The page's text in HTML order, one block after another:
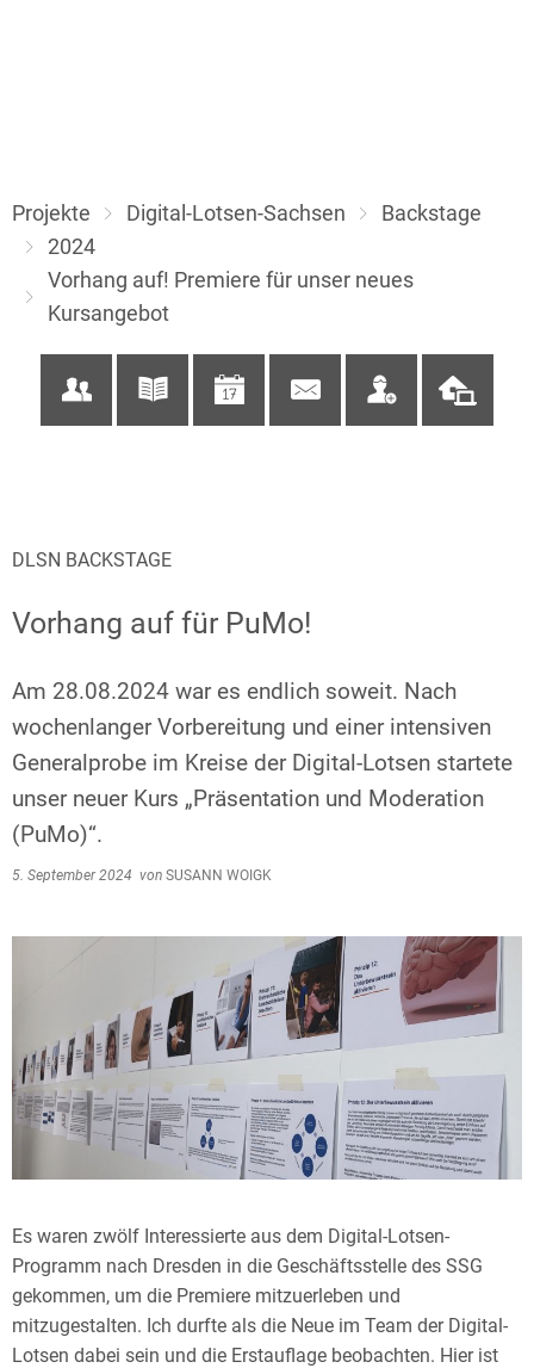
Projekte Digital-Lotsen-Sachsen
Backstage
2024
Vorhang auf! Premiere für unser neues
Kursangebot
DLSN BACKSTAGE
Vorhang auf für PuMo!
Am 28.08.2024 war es endlich soweit. Nach
wochenlanger Vorbereitung und einer intensiven
Generalprobe im Kreise der Digital-Lotsen startete
unser neuer Kurs „Präsentation und Moderation
(PuMo)“.
5. September 2024 von SUSANN WOIGK
Es waren zwölf Interessierte aus dem Digital-Lotsen-
Programm nach Dresden in die Geschäftsstelle des SSG
gekommen, um die Premiere mitzuerleben und
mitzugestalten. Ich durfte als die Neue im Team der Digital-
Lotsen dabei sein und die Erstauflage beobachten. Hier ist